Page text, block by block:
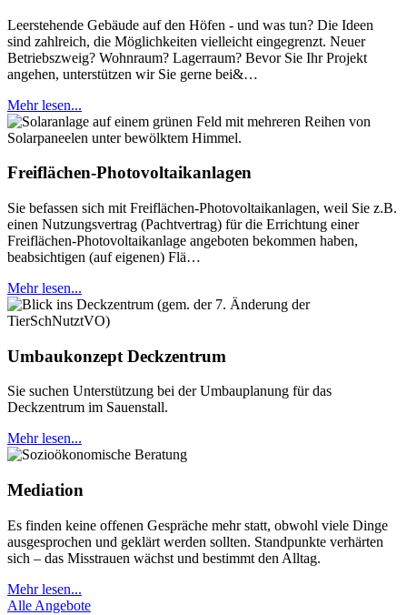
Leerstehende Gebäude auf den Höfen - und was tun? Die Ideen
sind zahlreich, die Möglichkeiten vielleicht eingegrenzt. Neuer
Betriebszweig? Wohnraum? Lagerraum? Bevor Sie Ihr Projekt
angehen, unterstützen wir Sie gerne bei&…
Mehr lesen...
Freiflächen-Photovoltaikanlagen
Sie befassen sich mit Freiflächen-Photovoltaikanlagen, weil Sie z.B.
einen Nutzungsvertrag (Pachtvertrag) für die Errichtung einer
Freiflächen-Photovoltaikanlage angeboten bekommen haben,
beabsichtigen (auf eigenen) Flä…
Mehr lesen...
Umbaukonzept Deckzentrum
Sie suchen Unterstützung bei der Umbauplanung für das
Deckzentrum im Sauenstall.
Mehr lesen...
Mediation
Es finden keine offenen Gespräche mehr statt, obwohl viele Dinge
ausgesprochen und geklärt werden sollten. Standpunkte verhärten
sich – das Misstrauen wächst und bestimmt den Alltag.
Mehr lesen...
Alle Angebote